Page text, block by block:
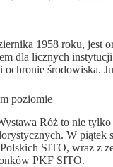
1958 roku, jest
dla licznych
środowiska.
poziomie
Róż to nie
W piątek
SITO, wraz z
PKF SITO.